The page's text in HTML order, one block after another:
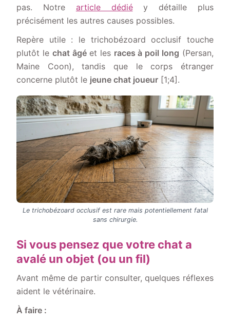
pas. Notre article dédiéy détaille plus
précisément les autres causes possibles.
Repère utile : le trichobézoard occlusif touche
plutôt le chat âgéet les races à poil long (Persan,
Maine Coon), tandis que le corps étranger
concerne plutôt le jeune chat joueur [1;4].
Le trichobézoard occlusif est rare mais potentiellement fatal
sans chirurgie.
Si vous pensez que votre chat a
avalé un objet (ou un fil)
Avant même de partir consulter, quelques réflexes
aident le vétérinaire.
À faire :